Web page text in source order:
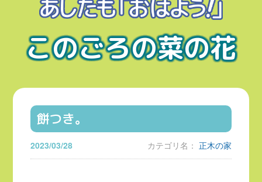
このごろの菜の花
餅つき。
2023/03/28 カテゴリ名： 正木の家